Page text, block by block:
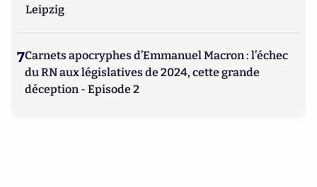
Leipzig
7Carnets apocryphes d’Emmanuel Macron : l’échec
du RN aux législatives de 2024, cette grande
déception - Episode 2